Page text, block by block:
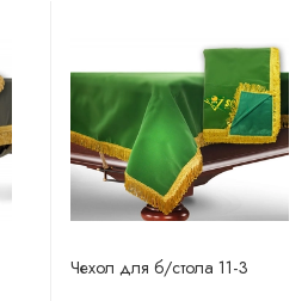
Чехол для б/стола 11-3